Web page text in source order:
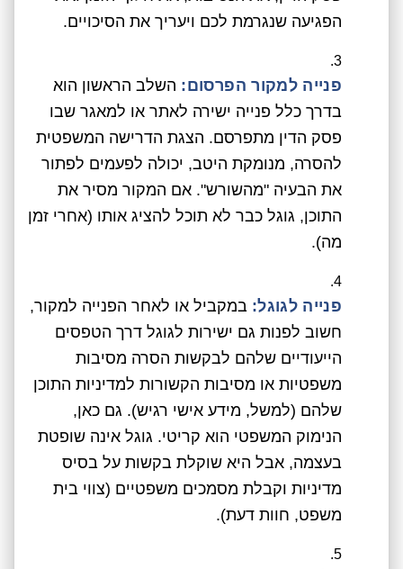
הפגיעה שנגרמת לכם ויעריך את הסיכויים.
פנייה למקור הפרסום: השלב הראשון הוא
בדרך כלל פנייה ישירה לאתר או למאגר שבו
פסק הדין מתפרסם. הצגת הדרישה המשפטית
להסרה, מנומקת היטב, יכולה לפעמים לפתור
את הבעיה "מהשורש". אם המקור מסיר את
התוכן, גוגל כבר לא תוכל להציג אותו (אחרי זמן
מה).
פנייה לגוגל: במקביל או לאחר הפנייה למקור,
חשוב לפנות גם ישירות לגוגל דרך הטפסים
הייעודיים שלהם לבקשות הסרה מסיבות
משפטיות או מסיבות הקשורות למדיניות התוכן
שלהם (למשל, מידע אישי רגיש). גם כאן,
הנימוק המשפטי הוא קריטי. גוגל אינה שופטת
בעצמה, אבל היא שוקלת בקשות על בסיס
מדיניות וקבלת מסמכים משפטיים (צווי בית
משפט, חוות דעת).